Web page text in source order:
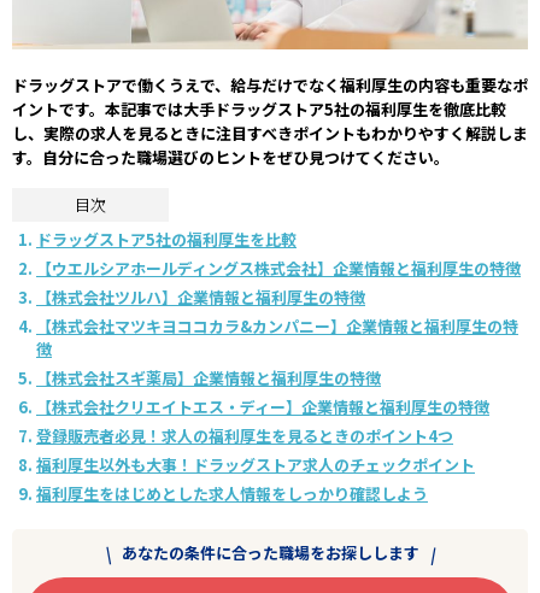
ドラッグストアで働くうえで、給与だけでなく福利厚生の内容も重要なポ
イントです。本記事では大手ドラッグストア5社の福利厚生を徹底比較
し、実際の求人を見るときに注目すべきポイントもわかりやすく解説しま
す。自分に合った職場選びのヒントをぜひ見つけてください。
目次
ドラッグストア5社の福利厚生を比較
【ウエルシアホールディングス株式会社】企業情報と福利厚生の特徴
【株式会社ツルハ】企業情報と福利厚生の特徴
【株式会社マツキヨココカラ&カンパニー】企業情報と福利厚生の特
徴
【株式会社スギ薬局】企業情報と福利厚生の特徴
【株式会社クリエイトエス・ディー】企業情報と福利厚生の特徴
登録販売者必見！求人の福利厚生を見るときのポイント4つ
福利厚生以外も大事！ドラッグストア求人のチェックポイント
福利厚生をはじめとした求人情報をしっかり確認しよう
あなたの条件に合った職場をお探しします